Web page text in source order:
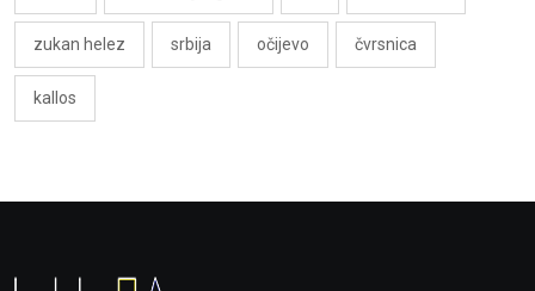
zukan helez srbija očijevo čvrsnica
kallos